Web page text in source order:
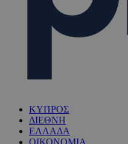
ΚΥΠΡΟΣ
ΔΙΕΘΝΗ
ΕΛΛΑΔΑ